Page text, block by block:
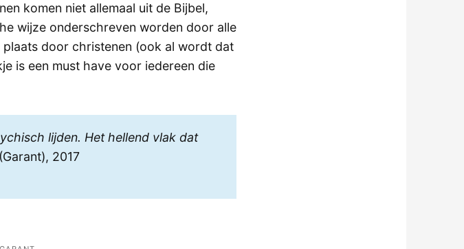
komen niet allemaal uit de Bijbel,
wijze onderschreven worden door alle
door christenen (ook al wordt dat
is een must have voor iedereen die
lijden. Het hellend vlak dat
2017